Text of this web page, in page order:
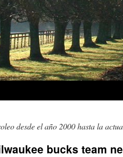
desde el año 2000 hasta la
bucks team